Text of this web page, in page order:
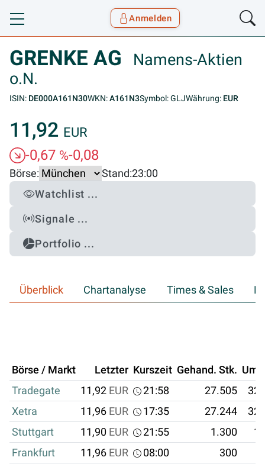
Toggle navigation
Anmelden
GRENKE AG
Namens-Aktien
o.N.
ISIN: DE000A161N30WKN:A161N3Symbol: GLJWährung: EUR
11,92 EUR
-0,67 %-0,08
Börse: Stand:23:00
Watchlist ...
Signale ...
Portfolio ...
Überblick Chartanalyse Times & Sales
Börse / Markt Letzter Kurszeit Gehand. Stk.
Tradegate
11,92 EUR 21:58 27.505
Xetra
11,96 EUR 17:35 27.244
Stuttgart
11,90 EUR 21:55 1.300
Frankfurt
11,96 EUR 08:00 300